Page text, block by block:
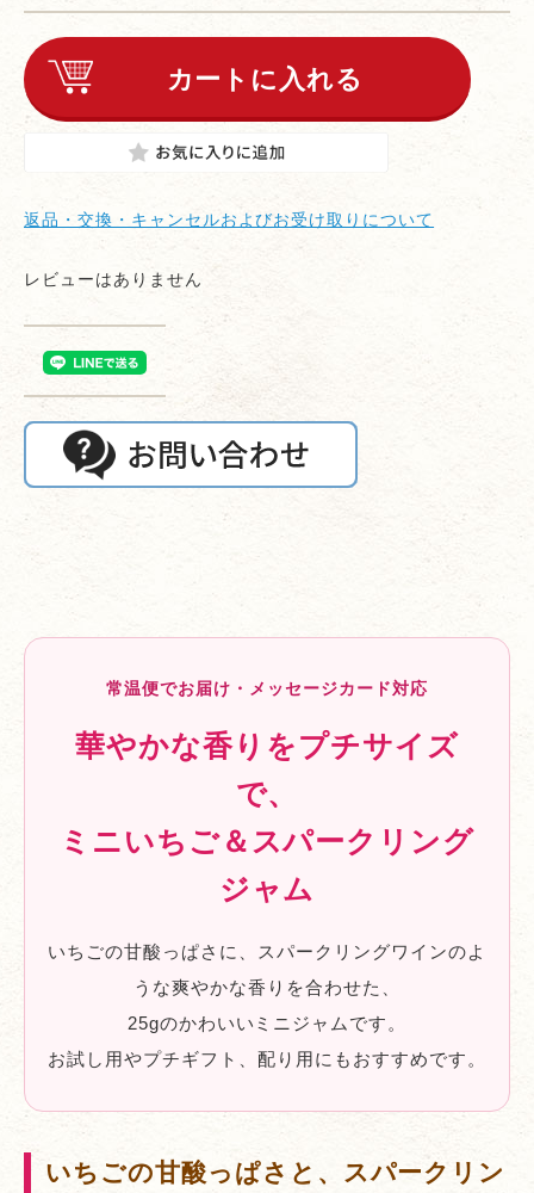
返品・交換・キャンセルおよびお受け取りについて
レビューはありません
常温便でお届け・メッセージカード対応
華やかな香りをプチサイズ
で、
ミニいちご＆スパークリング
ジャム
いちごの甘酸っぱさに、スパークリングワインのよ
うな爽やかな香りを合わせた、
25gのかわいいミニジャムです。
お試し用やプチギフト、配り用にもおすすめです。
いちごの甘酸っぱさと、スパークリン